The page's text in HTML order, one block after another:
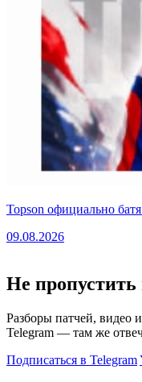
Topson официально
09.08.2026
Не пропустить
Разборы патчей, видео
Telegram — там же
Подписаться в Telegram